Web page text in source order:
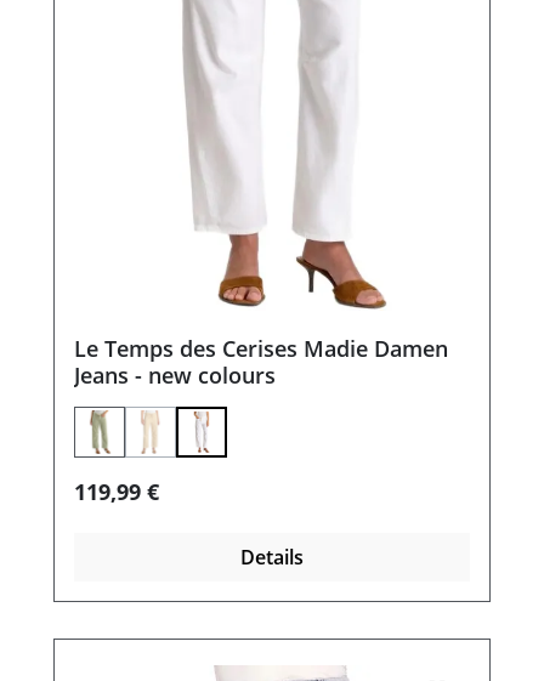
Le Temps des Cerises Madie Damen
Jeans - new colours
(Diese Option ist zurzeit nicht verfügbar.)
Regulärer Preis:
119,99 €
Details